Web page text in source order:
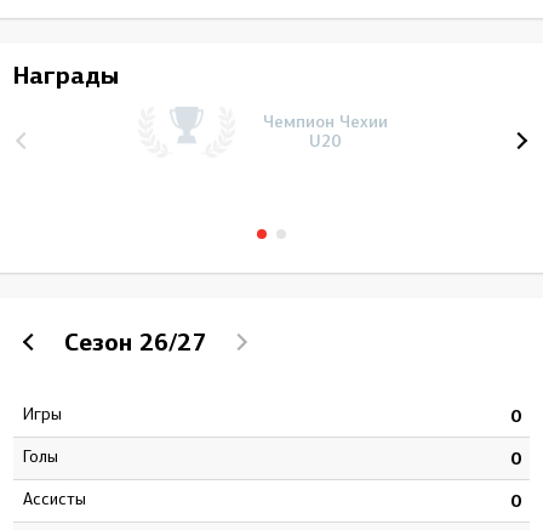
Награды
Чемпион Чехии
U20
Сезон 26/27
Игры 0
Голы 0
Ассисты 0